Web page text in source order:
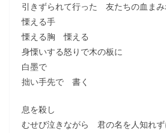
引きずられて行った 友たちの血ま
慄える手
慄える胸 慄える
身慄いする怒りで木の板に
白墨で
拙い手先で 書く
息を殺し
むせび泣きながら 君の名を人知れず